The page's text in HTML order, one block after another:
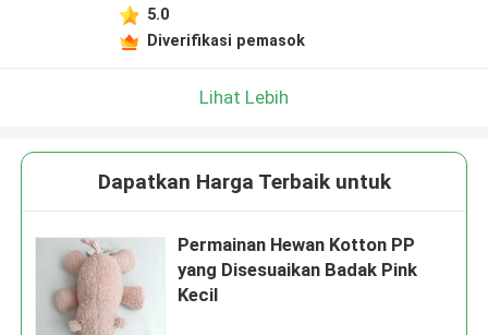
5.0
Diverifikasi pemasok
Lihat Lebih
Dapatkan Harga Terbaik untuk
Permainan Hewan Kotton PP
yang Disesuaikan Badak Pink
Kecil